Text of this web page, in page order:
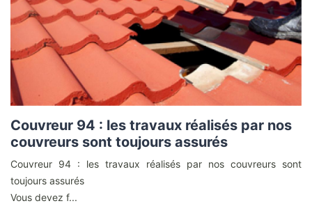
Couvreur 94 : les travaux réalisés par nos
couvreurs sont toujours assurés
Couvreur 94 : les travaux réalisés par nos couvreurs sont
toujours assurés
Vous devez f...